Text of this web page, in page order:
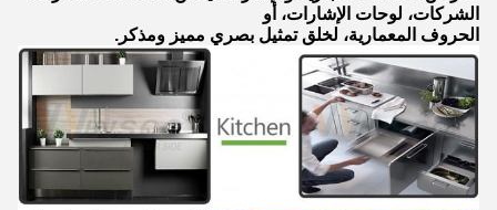
الشركات، لوحات الإشارات، أو
الحروف المعمارية، لخلق تمثيل بصري مميز ومذكر.